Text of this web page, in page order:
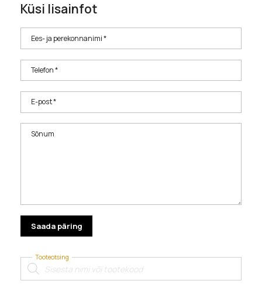
Tooteotsing
Products
search
Küsi lisainfot
Ees- ja perekonnanimi *
Telefon *
E-post *
Sõnum